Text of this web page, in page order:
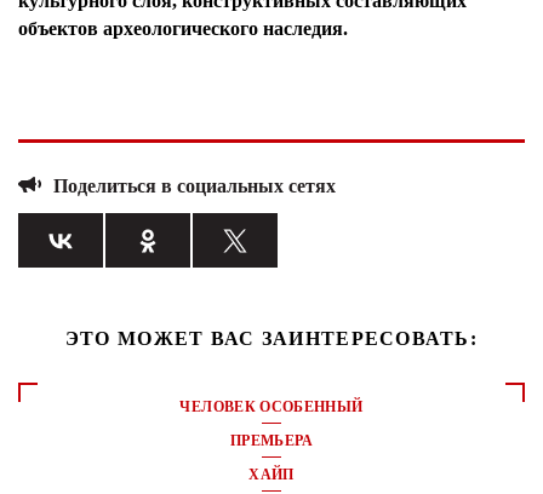
объектов археологического наследия.
Поделиться в социальных сетях
ЭТО МОЖЕТ ВАС ЗАИНТЕРЕСОВАТЬ:
ЧЕЛОВЕК ОСОБЕННЫЙ
ПРЕМЬЕРА
ХАЙП